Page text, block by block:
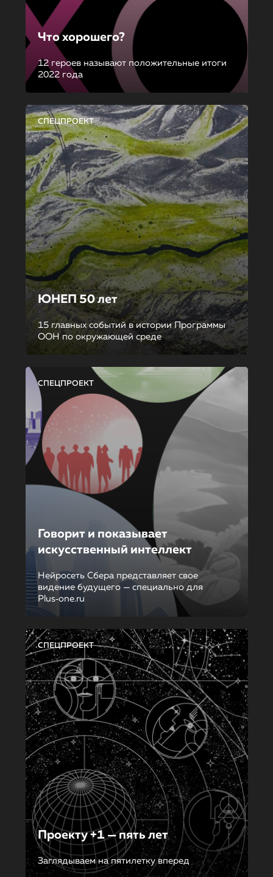
Что хорошего?
12 героев называют положительные итоги
2022 года
СПЕЦПРОЕКТ
ЮНЕП 50 лет
15 главных событий в истории Программы
ООН по окружающей среде
СПЕЦПРОЕКТ
Говорит и показывает
искусственный интеллект
Нейросеть Сбера представляет свое
видение будущего — специально для
Plus‑one.ru
СПЕЦПРОЕКТ
Проекту +1 — пять лет
Заглядываем на пятилетку вперед